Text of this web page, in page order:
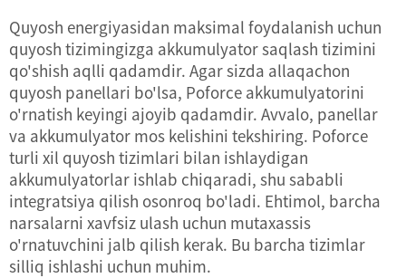
Quyosh energiyasidan maksimal foydalanish uchun
quyosh tizimingizga akkumulyator saqlash tizimini
qo'shish aqlli qadamdir. Agar sizda allaqachon
quyosh panellari bo'lsa, Poforce akkumulyatorini
o'rnatish keyingi ajoyib qadamdir. Avvalo, panellar
va akkumulyator mos kelishini tekshiring. Poforce
turli xil quyosh tizimlari bilan ishlaydigan
akkumulyatorlar ishlab chiqaradi, shu sababli
integratsiya qilish osonroq bo'ladi. Ehtimol, barcha
narsalarni xavfsiz ulash uchun mutaxassis
o'rnatuvchini jalb qilish kerak. Bu barcha tizimlar
silliq ishlashi uchun muhim.